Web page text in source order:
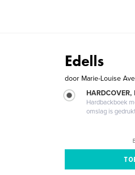
Edells
door Marie-Louise
HARDCOVER,
Hardbackboek
omslag is